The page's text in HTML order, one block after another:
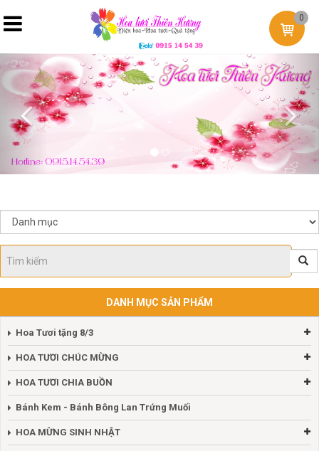
0
Previous
DANH MỤC SẢN PHẨM
Hoa Tươi tặng 8/3
HOA TƯƠI CHÚC MỪNG
HOA TƯƠI CHIA BUỒN
Bánh Kem - Bánh Bông Lan Trứng Muối
HOA MỪNG SINH NHẬT